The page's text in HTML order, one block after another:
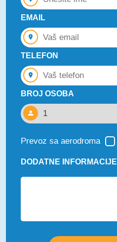
EMAIL
TELEFON
BROJ OSOBA
Prevoz sa aerodroma
DODATNE INFORMACIJE